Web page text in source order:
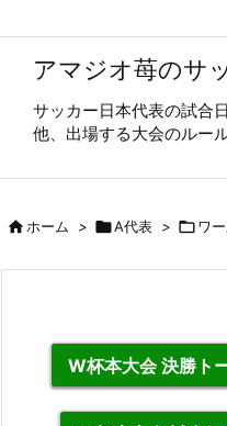
アマジオ苺のサ
サッカー日本代表の試合
他、出場する大会のルー
ホーム > A代表 > ワ
W杯本大会 決勝ト